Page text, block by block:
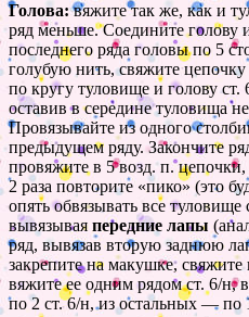
Голова:вяжите так же, как и
ряд меньше. Сое­дините голову
последнего ряда головы по 5
голубую нить, свяжите
по кругу туловище и го­лову
оставив в середине туловища
Провязывайте из одного
предыдущем ряду. Закончите
провяжите в 5 возд. п.
2 раза повторите «пико» (это
опять обвязывать все
вывязывая передние лапы
ряд, вывязав вторую заднюю
закрепите на макуш­ке,
вяжите ее одним рядом ст. 6/н,
по 2 ст. 6/н, из остальных — по